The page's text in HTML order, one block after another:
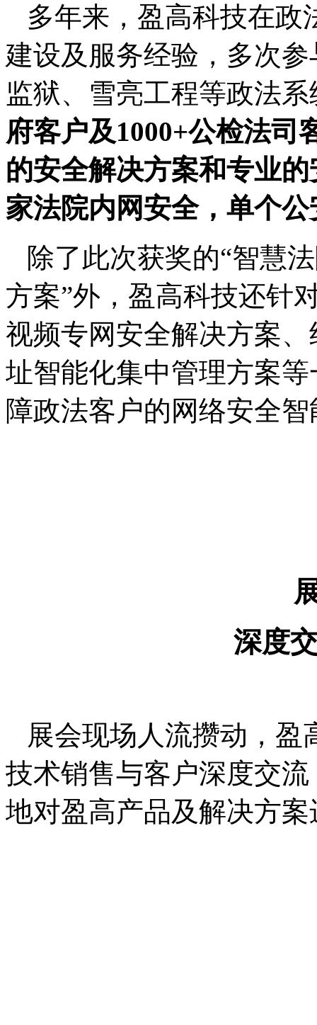
多年来，盈高科技在政
建设及服务经验，多次
监狱、雪亮工程等政法
府客户及1000+公检法司
的安全解决方案和专业
家法院内网安全，单个
除了此次获奖的“智慧
方案”外，盈高科技还针
视频专网安全解决方案
址智能化集中管理方案
障政法客户的网络安全
深度
展会现场人流攒动，盈
技术销售与客户深度交
地对盈高产品及解决方